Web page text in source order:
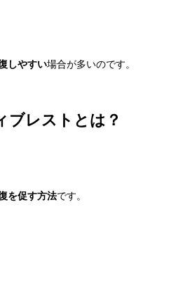
しやすい場合が多いのです。
ブレストとは？
を促す方法です。